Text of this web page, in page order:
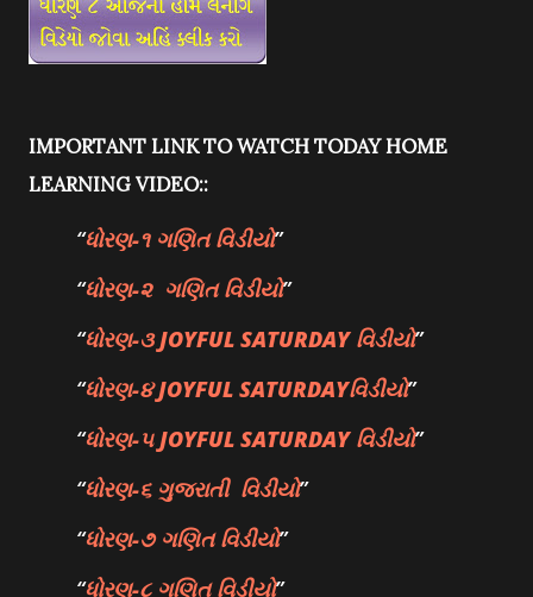
IMPORTANT LINK TO WATCH TODAY HOME
LEARNING VIDEO::
ધોરણ-૧ ગણિતવિડીયો
ધોરણ-૨ ગણિતવિડીયો
ધોરણ-૩JOYFUL SATURDAY વિડીયો
ધોરણ-૪JOYFUL SATURDAYવિડીયો
ધોરણ-૫JOYFUL SATURDAY વિડીયો
ધોરણ-૬ ગુજરાતી વિડીયો
ધોરણ-૭ ગણિતવિડીયો
ધોરણ-૮ ગણિતવિડીયો